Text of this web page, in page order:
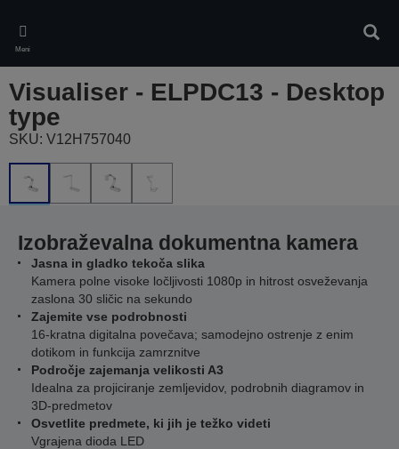
main
content
Meni
Visualiser - ELPDC13 - Desktop
type
SKU: V12H757040
Izobraževalna dokumentna kamera
Jasna in gladko tekoča slika
Kamera polne visoke ločljivosti 1080p in hitrost osveževanja
zaslona 30 sličic na sekundo
Zajemite vse podrobnosti
16-kratna digitalna povečava; samodejno ostrenje z enim
dotikom in funkcija zamrznitve
Področje zajemanja velikosti A3
Idealna za projiciranje zemljevidov, podrobnih diagramov in
3D-predmetov
Osvetlite predmete, ki jih je težko videti
Vgrajena dioda LED